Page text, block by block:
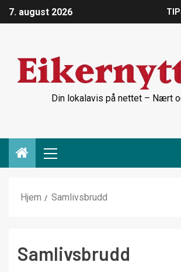
7. august 2026
Din lokalavis på nettet – Nært
Hjem Samlivsbrudd
Samlivsbrudd